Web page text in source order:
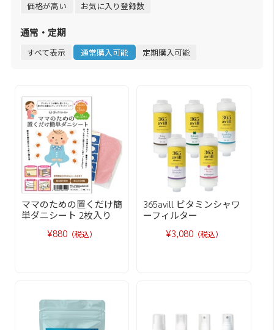
価格が高い
お気に入り登録数
通常・定期
すべて表示 通常購入可能 定期購入可能
ママのための置くだけ簡
単ダニシート 2枚入り
¥880 （税込）
365avill ビタミンシャワ
ーフィルター
¥3,080（税込）